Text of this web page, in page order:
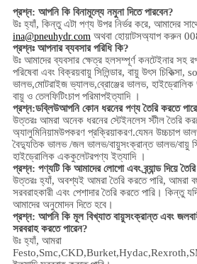
প্রশ্ন: আপনি কি বিনামূল্যে নমুনা দিতে পারবেন?
উঃ হ্যাঁ, কিন্তু এটা পণ্য উপর নির্ভর করে, আমাদের
ina@pneuhydr.com অথবা হোয়াটসঅ্যাপ করুন
প্রশ্নঃ আপনার ব্যবসার পরিধি কি?
উঃ আমাদের ব্যবসার ক্ষেত্র হলসম্পূর্ণ কনটেইনার সহ
পরিষেবা এবং বিক্রয়বায়ু সিলিন্ডার, বায়ু উৎস
ভালভ,মোটরাইজ ভ্যালভ,ব্রোঞ্জের ভালভ, হাইড্রোলিক
বায়ু ও তেলফিটিংচাপ পরিমাপইত্যাদি ।
প্রশ্ন:ডব্লিউআপনি কোন ধরনের পণ্য তৈরি করতে
উত্তরঃ আমরা অনেক ধরনের স্টেইনলেস স্টীল তৈরি
অ্যালুমিনিয়ামউপকরণ প্রক্রিয়াকরণ.যেমন উচ্চচাপ
বৈদ্যুতিক ভালভ /জল ভালভ/বায়ুসংক্রান্ত ভালভ/বায়ু
হাইড্রোলিক এককুলেটরপণ্য ইত্যাদি ।
প্রশ্ন: পণ্যটি কি আমাদের লোগো এবং ব্র্যান্ড দিয়ে
উত্তরঃ হ্যাঁ, অবশ্যই আমরা তৈরি করতে পারি, আমরা
সরবরাহকারী এবং পেশাদার তৈরি করতে পারি। কিন্তু
আমাদের অনুমোদন দিতে হবে।
প্রশ্ন: আপনি কি মূল বিখ্যাত বায়ুসংক্রান্ত এবং জলবাহী
সরবরাহ করতে পারেন?
উঃ হ্যাঁ, আমরা